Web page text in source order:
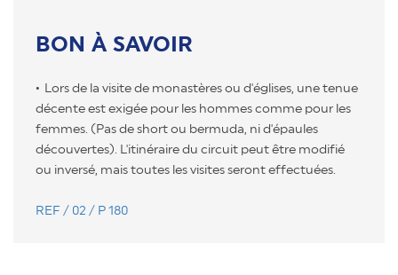
BON À SAVOIR
Lors de la visite de monastères ou d'églises, une tenue
décente est exigée pour les hommes comme pour les
femmes. (Pas de short ou bermuda, ni d'épaules
découvertes). L'itinéraire du circuit peut être modifié
ou inversé, mais toutes les visites seront effectuées.
REF / 02 / P 180